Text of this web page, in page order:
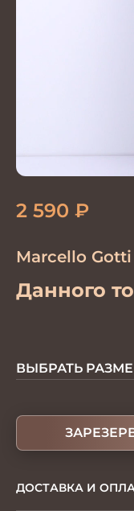
Marcello Gotti
Данного
2 590 ₽
ВЫБРАТЬ
ДОСТАВКА И